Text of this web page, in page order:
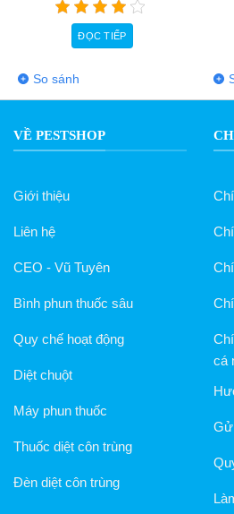
ĐỌC TIẾP
So sánh
VỀ PESTSHOP
Giới thiệu
Liên hệ
CEO - Vũ Tuyên
Bình phun thuốc sâu
Quy chế hoạt động
Diệt chuột
Máy phun thuốc
Thuốc diệt côn trùng
Đèn diệt côn trùng
cá